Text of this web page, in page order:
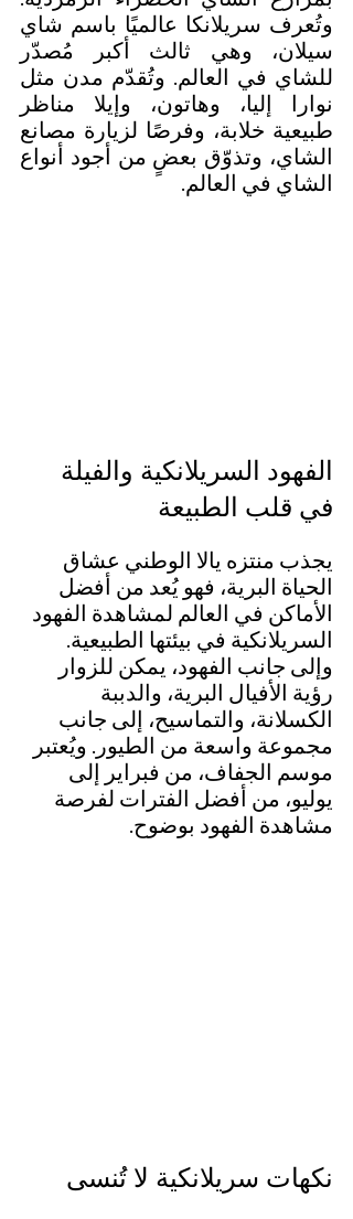
الشاي في العالم.
الفهود السريلانكية والفيلة
في قلب الطبيعة
يجذب منتزه يالا الوطني عشاق
الحياة البرية، فهو يُعد من أفضل
الأماكن في العالم لمشاهدة الفهود
السريلانكية في بيئتها الطبيعية.
وإلى جانب الفهود، يمكن للزوار
رؤية الأفيال البرية، والدببة
الكسلانة، والتماسيح، إلى جانب
مجموعة واسعة من الطيور. ويُعتبر
موسم الجفاف، من فبراير إلى
يوليو، من أفضل الفترات لفرصة
مشاهدة الفهود بوضوح.
نكهات سريلانكية لا تُنسى